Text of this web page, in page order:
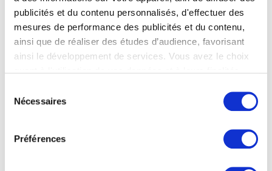
publicités et du contenu personnalisés, d'effectuer des
mesures de performance des publicités et du contenu,
ainsi que de réaliser des études d’audience, favorisant
ainsi le développement de services. Vous avez le choix
quant à l'utilisation de vos données et à leurs finalités.
tout moment en consultant la Déclaration relative aux
cookies ou en cliquant sur l'icône de confidentialité.
Si vous le permettez, nous aimerions également :
Nécessaires
Préférences